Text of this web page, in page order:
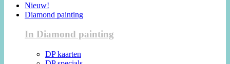
Nieuw!
Diamond painting
In Diamond painting
DP kaarten